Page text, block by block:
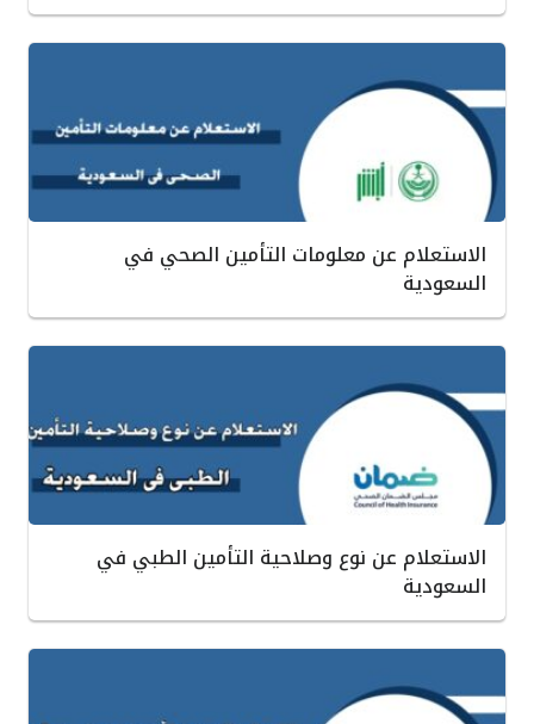
الاستعلام عن معلومات التأمين الصحي في
السعودية
الاستعلام عن نوع وصلاحية التأمين الطبي في
السعودية